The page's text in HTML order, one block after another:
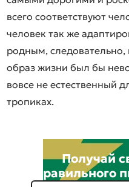
всего соответствуют
человек так же
родным,
образ жизни был бы
вовсе не естественный
тропиках.
Получай
правильного